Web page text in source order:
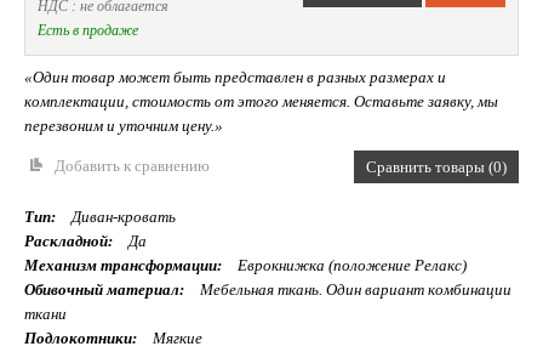
НДС : не облагается
Есть в продаже
«Один товар может быть представлен в разных размерах и
комплектации, стоимость от этого меняется. Оставьте заявку, мы
перезвоним и уточним цену.»
Добавить к сравнению Сравнить товары (0)
Тип:
Диван-кровать
Раскладной:
Да
Механизм трансформации:
Еврокнижка (положение Релакс)
Обивочный материал:
Мебельная ткань. Один вариант комбинации
ткани
Подлокотники:
Мягкие